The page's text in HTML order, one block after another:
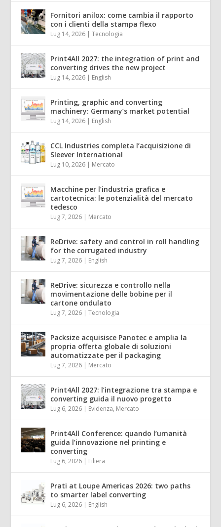
Fornitori anilox: come cambia il rapporto
con i clienti della stampa flexo
Lug 14, 2026 |Tecnologia
Print4All 2027: the integration of print and
converting drives the new project
Lug 14, 2026 | English
Printing, graphic and converting
machinery: Germany’s market potential
Lug 14, 2026 | English
CCL Industries completa l’acquisizione di
Sleever International
Lug 10, 2026 | Mercato
Macchine per l’industria grafica e
cartotecnica: le potenzialità del mercato
tedesco
Lug 7, 2026 | Mercato
ReDrive: safety and control in roll handling
for the corrugated industry
Lug 7, 2026 | English
ReDrive: sicurezza e controllo nella
movimentazione delle bobine per il
cartone ondulato
Lug 7, 2026 |Tecnologia
Packsize acquisisce Panotec e amplia la
propria offerta globale di soluzioni
automatizzate per il packaging
Lug 7, 2026 | Mercato
Print4All 2027: l’integrazione tra stampa e
converting guida il nuovo progetto
Lug 6, 2026 | Evidenza, Mercato
Print4All Conference: quando l’umanità
guida l’innovazione nel printing e
converting
Lug 6, 2026 | Filiera
Prati at Loupe Americas 2026: two paths
to smarter label converting
Lug 6, 2026 | English